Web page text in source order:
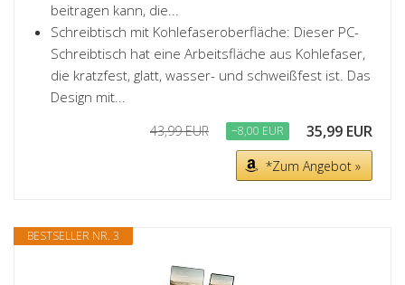
beitragen kann, die...
Schreibtisch mit Kohlefaseroberfläche: Dieser PC-
Schreibtisch hat eine Arbeitsfläche aus Kohlefaser,
die kratzfest, glatt, wasser- und schweißfest ist. Das
Design mit...
43,99 EUR −8,00 EUR 35,99 EUR
*Zum Angebot »
BESTSELLER NR. 3